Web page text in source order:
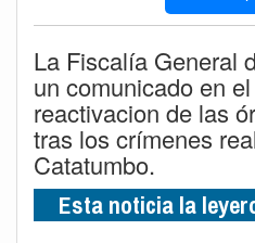
La Fiscalía General
un comunicado en
reactivacion de las
tras los crímenes
Catatumbo.
Esta noticia la